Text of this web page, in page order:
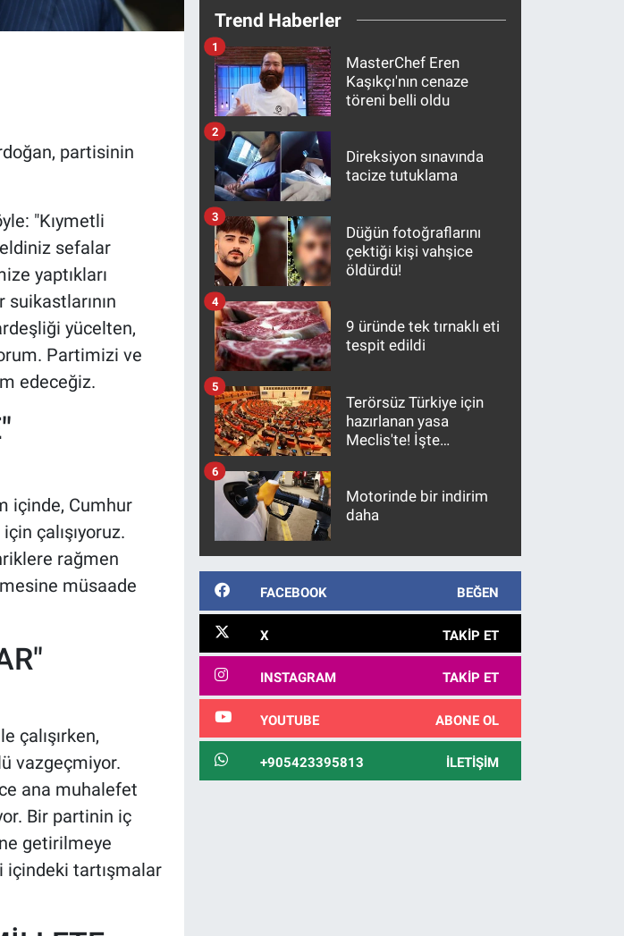
partisinin
"Kıymetli
sefalar
yaptıkları
suikastlarının
yücelten,
Partimizi ve
edeceğiz.
içinde, Cumhur
çalışıyoruz.
rağmen
müsaade
çalışırken,
vazgeçmiyor.
ana muhalefet
Bir partinin iç
getirilmeye
içindeki tartışmalar
Trend Haberler
MasterChef Eren
Kaşıkçı'nın cenaze
töreni belli oldu
1
Direksiyon sınavında
tacize tutuklama
2
Düğün fotoğraflarını
çektiği kişi vahşice
öldürdü!
3
9 üründe tek tırnaklı eti
tespit edildi
4
Terörsüz Türkiye için
hazırlanan yasa
Meclis'te! İşte
5
Motorinde bir indirim
daha
6
FACEBOOK BEĞEN
X TAKIP ET
INSTAGRAM TAKIP ET
YOUTUBE ABONE OL
+905423395813 İLETIŞIM